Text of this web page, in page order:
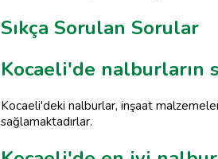
Sıkça Sorulan Sorular
Kocaeli'de nalburların
Kocaeli'deki nalburlar, inşaat
sağlamaktadırlar.